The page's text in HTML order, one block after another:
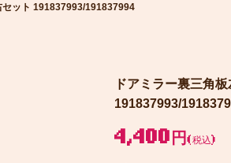
セット 191837993/191837994
ドアミラー裏三角
191837993/
4,400円(税込)